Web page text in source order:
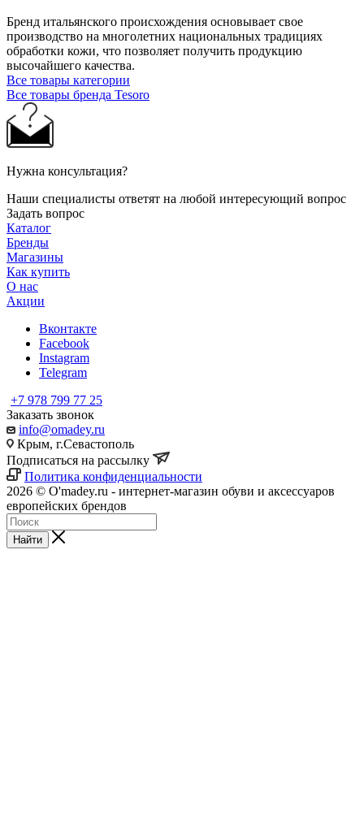
Бренд итальянского происхождения основывает свое
производство на многолетних национальных традициях
обработки кожи, что позволяет получить продукцию
высочайшего качества.
Все товары категории
Все товары бренда Tesoro
Нужна консультация?
Наши специалисты ответят на любой интересующий вопрос
Задать вопрос
Каталог
Бренды
Магазины
Как купить
О нас
Акции
Вконтакте
Facebook
Instagram
Telegram
+7 978 799 77 25
Заказать звонок
info@omadey.ru
Крым, г.Севастополь
Подписаться на рассылку
Политика конфиденциальности
2026 © O'madey.ru - интернет-магазин обуви и аксессуаров
европейских брендов
Найти